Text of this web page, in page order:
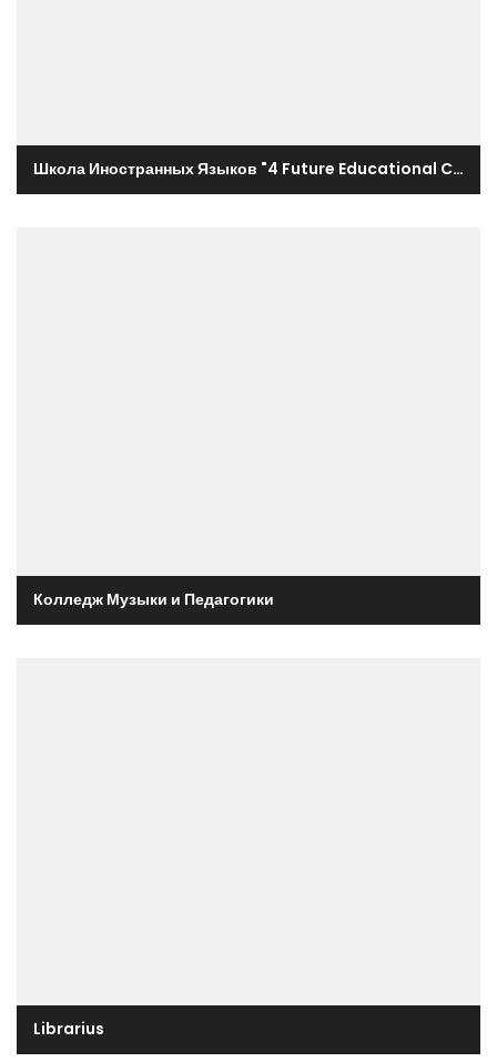
Школа Иностранных Языков "4 Future Educational Center"
Колледж Музыки и Педагогики
Librarius